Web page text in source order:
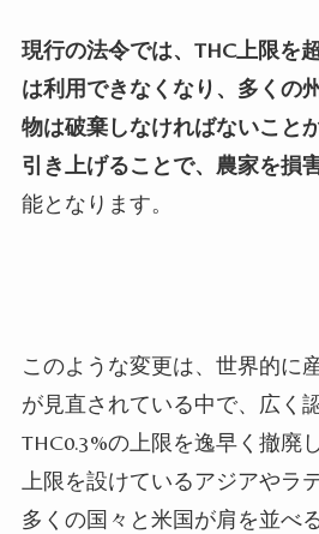
現行の法令では、THC上限を
は利用できなくなり、多くの
物は破棄しなければないこと
引き上げることで、農家を損
能となります。
このような変更は、世界的に
が見直されている中で、広く
THC0.3%の上限を逸早く撤廃
上限を設けているアジアやラ
多くの国々と米国が肩を並べ